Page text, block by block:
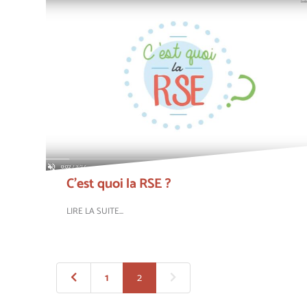
C'est quoi la RSE ?
LIRE LA SUITE...
1 2